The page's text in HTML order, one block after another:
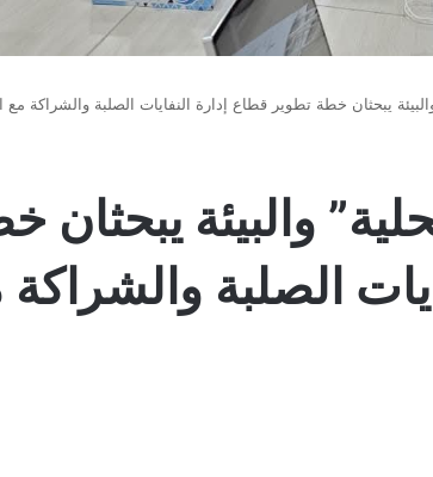
والبيئة يبحثان خطة تطوير قطاع إدارة النفايات الصلبة والشراكة
والبيئة يبحثان
الصلبة